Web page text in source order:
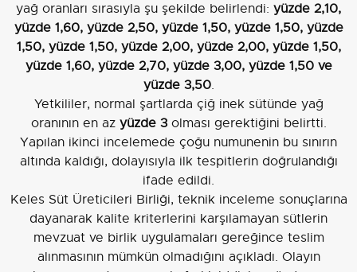
yağ oranları sırasıyla şu şekilde belirlendi: yüzde 2,10,
yüzde 1,60, yüzde 2,50, yüzde 1,50, yüzde 1,50, yüzde
1,50, yüzde 1,50, yüzde 2,00, yüzde 2,00, yüzde 1,50,
yüzde 1,60, yüzde 2,70, yüzde 3,00, yüzde 1,50 ve
yüzde 3,50.
Yetkililer, normal şartlarda çiğ inek sütünde yağ
oranının en az yüzde 3olması gerektiğini belirtti.
Yapılan ikinci incelemede çoğu numunenin bu sınırın
altında kaldığı, dolayısıyla ilk tespitlerin doğrulandığı
ifade edildi.
Keles Süt Üreticileri Birliği, teknik inceleme sonuçlarına
dayanarak kalite kriterlerini karşılamayan sütlerin
mevzuat ve birlik uygulamaları gereğince teslim
alınmasının mümkün olmadığını açıkladı. Olayın